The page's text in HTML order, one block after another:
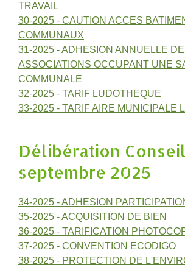
TRAVAIL
30-2025 - CAUTION ACCES
COMMUNAUX
31-2025 - ADHESION ANNUELLE
ASSOCIATIONS OCCUPANT UNE
COMMUNALE
32-2025 - TARIF LUDOTHEQUE
33-2025 - TARIF AIRE MUNICIPALE
Délibération
septembre 2025
34-2025 - ADHESION
35-2025 - ACQUISITION DE BIEN
36-2025 - TARIFICATION
37-2025 - CONVENTION ECODIGO
38-2025 - PROTECTION DE